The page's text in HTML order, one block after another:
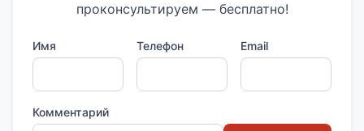
проконсультируем — бесплатно!
Имя Телефон Email
Комментарий